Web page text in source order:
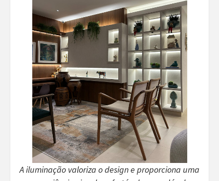
A iluminação valoriza o design e proporciona uma